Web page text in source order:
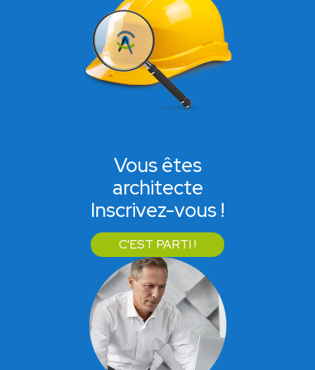
Vous êtes
architecte
Inscrivez-vous !
C'EST PARTI !